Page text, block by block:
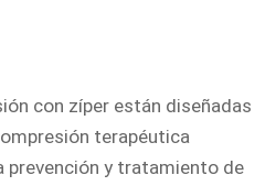
con zíper están diseñadas
terapéutica
prevención y tratamiento de